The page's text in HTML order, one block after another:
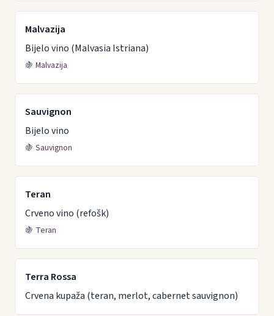
Malvazija
Bijelo vino (Malvasia Istriana)
🍇 Malvazija
Sauvignon
Bijelo vino
🍇 Sauvignon
Teran
Crveno vino (refošk)
🍇 Teran
Terra Rossa
Crvena kupaža (teran, merlot, cabernet sauvignon)